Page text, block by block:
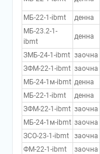
МБ-22-1-ibmt денна
МБ-23.2-1-
ibmt
денна
ЗМБ-24-1-ibmt заочна
ЗФМ-22-1-ibmt заочна
МБ-24-1м-ibmt денна
МБ-22-1-ibmt
денна
ЗФМ-22-1-ibmt заочна
МБ-24-1м-ibmt заочна
ЗСО-23-1-ibmt
заочна
ФМ-22-1-ibmt
заочна